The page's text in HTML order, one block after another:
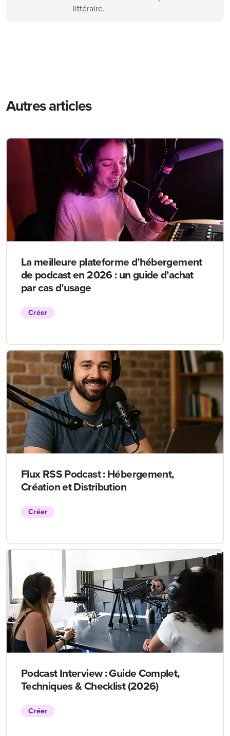
littéraire.
Autres articles
La meilleure plateforme d’hébergement
de podcast en 2026 : un guide d’achat
par cas d’usage
Créer
Flux RSS Podcast : Hébergement,
Création et Distribution
Créer
Podcast Interview : Guide Complet,
Techniques & Checklist (2026)
Créer